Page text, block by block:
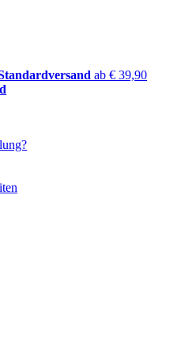
ab € 39,90